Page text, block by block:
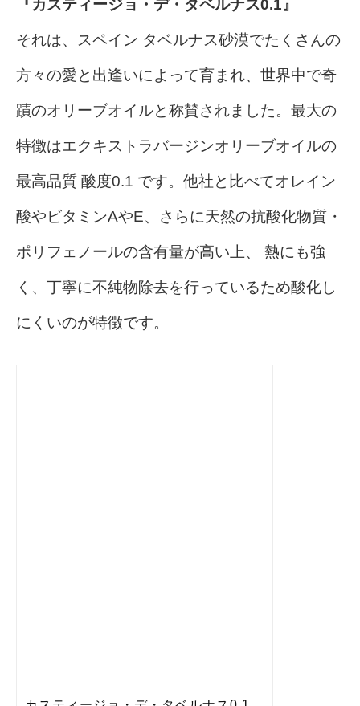
『カスティージョ・デ・タベルナス0.1』
それは、スペイン タベルナス砂漠でたくさんの
方々の愛と出逢いによって育まれ、世界中で奇
蹟のオリーブオイルと称賛されました。最大の
特徴はエクキストラバージンオリーブオイルの
最高品質 酸度0.1 です。他社と比べてオレイン
酸やビタミンAやE、さらに天然の抗酸化物質・
ポリフェノールの含有量が高い上、 熱にも強
く、丁寧に不純物除去を行っているため酸化し
にくいのが特徴です。